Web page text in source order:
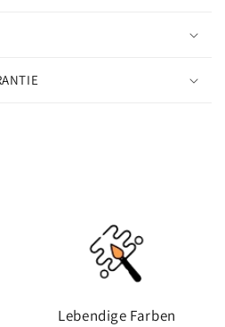
Lebendige Farben